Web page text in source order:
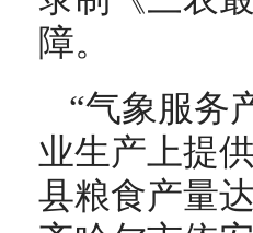
障。
“气象服务
业生产上提
县粮食产量